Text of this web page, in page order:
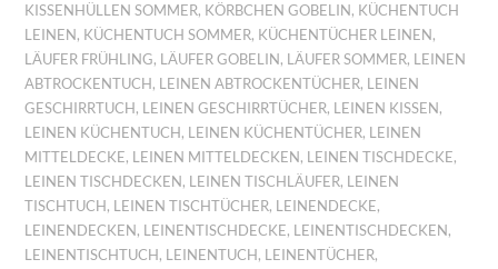
KISSENHÜLLEN SOMMER, KÖRBCHEN GOBELIN , KÜCHENTUCH
LEINEN , KÜCHENTUCH SOMMER, KÜCHENTÜCHER LEINEN ,
LÄUFER FRÜHLING, LÄUFER GOBELIN , LÄUFER SOMMER,
LEINEN
ABTROCKENTUCH , LEINEN ABTROCKENTÜCHER,
LEINEN
GESCHIRRTUCH , LEINEN GESCHIRRTÜCHER, LEINEN KISSEN ,
LEINEN KÜCHENTUCH , LEINEN KÜCHENTÜCHER,
LEINEN
MITTELDECKE, LEINEN MITTELDECKEN , LEINEN TISCHDECKE,
LEINEN TISCHDECKEN , LEINEN TISCHLÄUFER,
LEINEN
TISCHTUCH , LEINEN TISCHTÜCHER, LEINENDECKE,
LEINENDECKEN , LEINENTISCHDECKE, LEINENTISCHDECKEN ,
LEINENTISCHTUCH , LEINENTUCH , LEINENTÜCHER,